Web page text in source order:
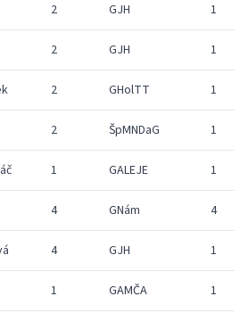
2 GJH 1
2 GJH 1
2 GHolTT 1
2 ŠpMNDaG 1
1 GALEJE 1
4 GNám 4
4 GJH 1
1 GAMČA 1